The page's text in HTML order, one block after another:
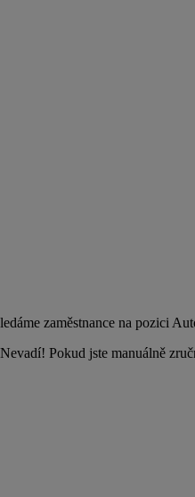
zaměstnance na pozici
Pokud jste manuálně